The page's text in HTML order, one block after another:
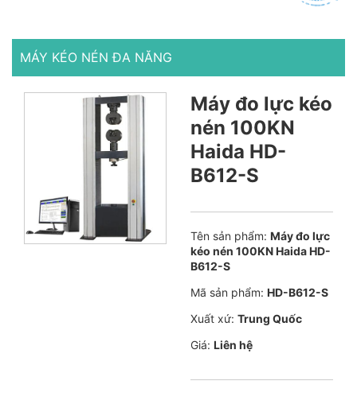
MÁY KÉO NÉN ĐA NĂNG
Máy đo lực kéo
nén 100KN
Haida HD-
B612-S
Tên sản phẩm: Máy đo lực
kéo nén 100KN Haida HD-
B612-S
Mã sản phẩm: HD-B612-S
Xuất xứ: Trung Quốc
Giá: Liên hệ